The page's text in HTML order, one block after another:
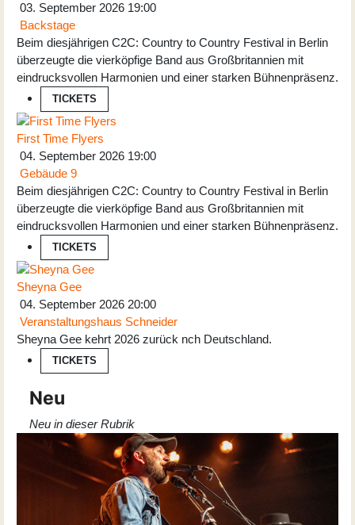
03. September 2026 19:00
Backstage
Beim diesjährigen C2C: Country to Country Festival in Berlin
überzeugte die vierköpfige Band aus Großbritannien mit
eindrucksvollen Harmonien und einer starken Bühnenpräsenz.
TICKETS
First Time Flyers
04. September 2026 19:00
Gebäude 9
Beim diesjährigen C2C: Country to Country Festival in Berlin
überzeugte die vierköpfige Band aus Großbritannien mit
eindrucksvollen Harmonien und einer starken Bühnenpräsenz.
TICKETS
Sheyna Gee
04. September 2026 20:00
Veranstaltungshaus Schneider
Sheyna Gee kehrt 2026 zurück nch Deutschland.
TICKETS
Neu
Neu in dieser Rubrik